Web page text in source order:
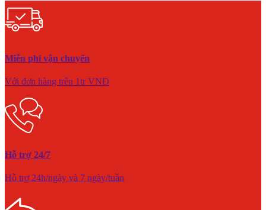
Miễn phí vận chuyển
Với đơn hàng trên 1tr VNĐ
Hỗ trợ 24/7
Hỗ trợ 24h/ngày và 7 ngày/tuần